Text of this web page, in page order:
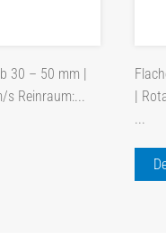
30 – 50 mm |
s Reinraum:...
|
...